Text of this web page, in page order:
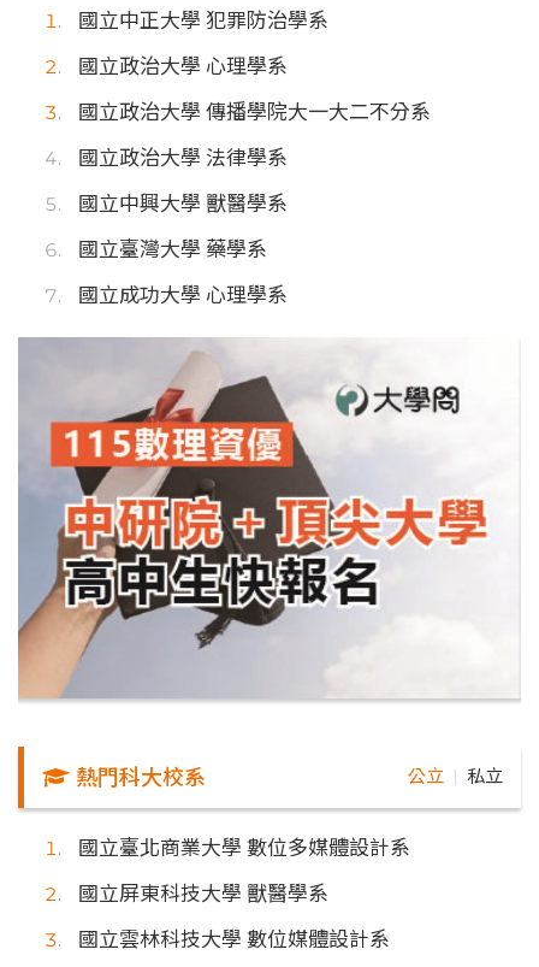
國立中正大學 犯罪防治學系
國立政治大學 心理學系
國立政治大學 傳播學院大一大二不分系
國立政治大學 法律學系
國立中興大學 獸醫學系
國立臺灣大學 藥學系
國立成功大學 心理學系
熱門科大校系 公立 私立
國立臺北商業大學 數位多媒體設計系
國立屏東科技大學 獸醫學系
國立雲林科技大學 數位媒體設計系